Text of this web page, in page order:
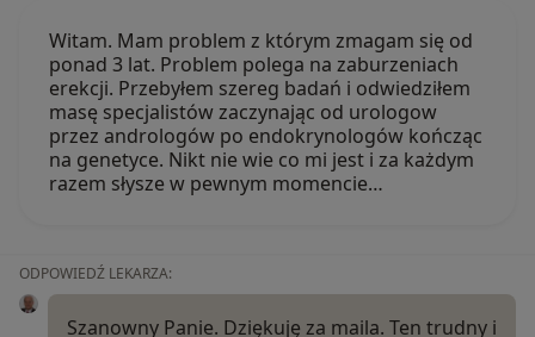
Witam. Mam problem z którym zmagam się od
ponad 3 lat. Problem polega na zaburzeniach
erekcji. Przebyłem szereg badań i odwiedziłem
masę specjalistów zaczynając od urologow
przez andrologów po endokrynologów kończąc
na genetyce. Nikt nie wie co mi jest i za każdym
razem słysze w pewnym momencie…
ODPOWIEDŹ LEKARZA:
Szanowny Panie. Dziękuję za maila. Ten trudny i